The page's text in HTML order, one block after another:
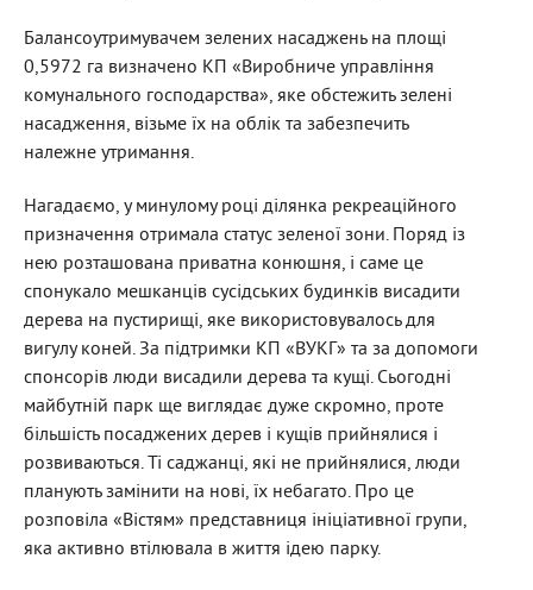
Балансоутримувачем зелених насаджень на площі
0,5972 га визначено КП «Виробниче управління
комунального господарства», яке обстежить зелені
насадження, візьме їх на облік та забезпечить
належне утримання.
Нагадаємо, у минулому році ділянка рекреаційного
призначення отримала статус зеленої зони. Поряд із
нею розташована приватна конюшня, і саме це
спонукало мешканців сусідських будинків висадити
дерева на пустирищі, яке використовувалось для
вигулу коней. За підтримки КП «ВУКГ» та за допомоги
спонсорів люди висадили дерева та кущі. Сьогодні
майбутній парк ще виглядає дуже скромно, проте
більшість посаджених дерев і кущів прийнялися і
розвиваються. Ті саджанці, які не прийнялися, люди
планують замінити на нові, їх небагато. Про це
розповіла «Вістям» представниця ініціативної групи,
яка активно втілювала в життя ідею парку.